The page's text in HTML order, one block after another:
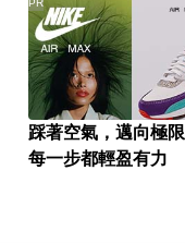
踩著空氣，邁向極
每一步都輕盈有力
PR